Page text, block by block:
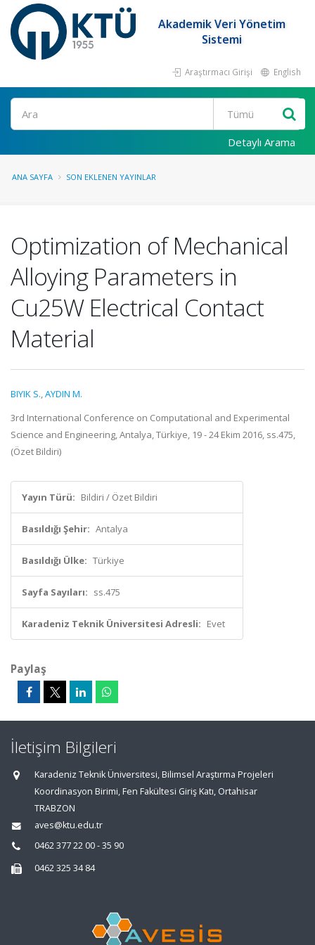
Akademik Veri Yönetim
Sistemi
Araştırmacı Girişi English
Ara
Detaylı Arama
ANA SAYFA SON EKLENEN YAYINLAR
Optimization of Mechanical
Alloying Parameters in
Cu25W Electrical Contact
Material
BIYIK S.,AYDIN M.
3rd International Conference on Computational and Experimental
Science and Engineering, Antalya, Türkiye, 19 - 24 Ekim 2016, ss.475,
(Özet Bildiri)
Yayın Türü: Bildiri / Özet Bildiri
Basıldığı Şehir: Antalya
Basıldığı Ülke: Türkiye
Sayfa Sayıları: ss.475
Karadeniz Teknik Üniversitesi Adresli: Evet
Paylaş
İletişim Bilgileri
Karadeniz Teknik Üniversitesi, Bilimsel Araştırma Projeleri
Koordinasyon Birimi, Fen Fakültesi Giriş Katı, Ortahisar
TRABZON
aves@ktu.edu.tr
0462 377 22 00 - 35 90
0462 325 34 84